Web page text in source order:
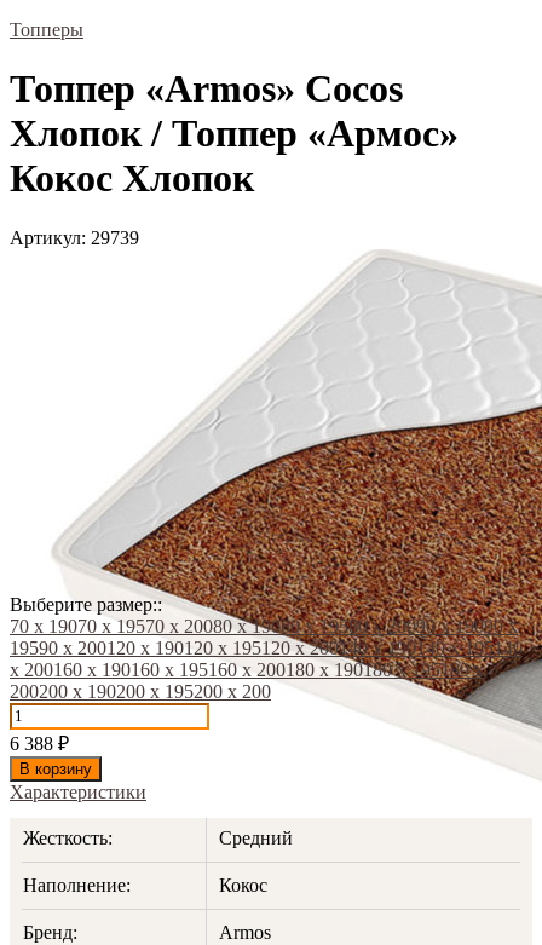
Топперы
Топпер «Armos» Cocos
Хлопок / Топпер «Армос»
Кокос Хлопок
Артикул: 29739
Выберите размер::
70 х 19070 х 19570 х 20080 х 19080 х 19580 х 20090 х 19090 х
19590 х 200120 х 190120 х 195120 х 200140 х 190140 х 195140
х 200160 х 190160 х 195160 х 200180 х 190180 х 195180 х
200200 х 190200 х 195200 х 200
6 388 ₽
В корзину
Характеристики
Жесткость: Средний
Наполнение: Кокос
Бренд: Armos